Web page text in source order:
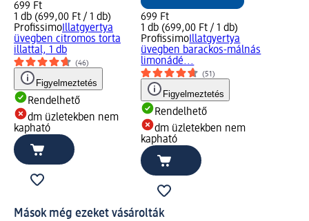
699 Ft
1 db (699,00 Ft / 1 db)
ProfissimoIllatgyertya
üvegben citromos torta
illattal, 1 db
(46)
Figyelmeztetés
Rendelhető
dm üzletekben nem
kapható
699 Ft
1 db (699,00 Ft / 1 db)
ProfissimoIllatgyertya
üvegben barackos-málnás
limonádé...
(51)
Figyelmeztetés
Rendelhető
dm üzletekben nem
kapható
Mások még ezeket vásárolták